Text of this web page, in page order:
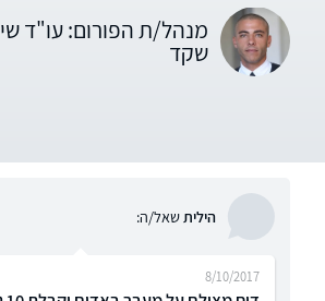
מנהל/ת הפורום: עו"ד שי
שקד
הילית שאל/ה:
8/10/2017